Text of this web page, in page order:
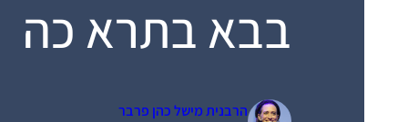
בבא בתרא כה
הרבנית מישל כהן פרבר